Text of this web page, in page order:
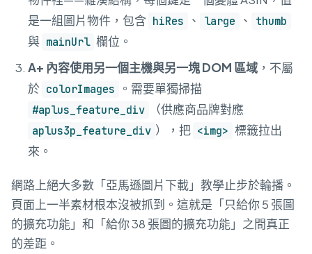
是一組圖片物件，包含 hiRes 、 large 、 thumb
與 mainUrl 欄位。
A+ 內容使用另一個主機與另一塊 DOM 區域 ，不屬
於 colorImages 。需要單獨掃描
#aplus_feature_div （供應商品牌對應
aplus3p_feature_div ），把 <img> 標籤拉出
來。
網路上絕大多數「亞馬遜圖片下載」教學止步於輪播。
頁面上一半素材根本沒被抓到。這就是「只給你 5 張圖
的擴充功能」和「給你 38 張圖的擴充功能」之間真正
的差距。